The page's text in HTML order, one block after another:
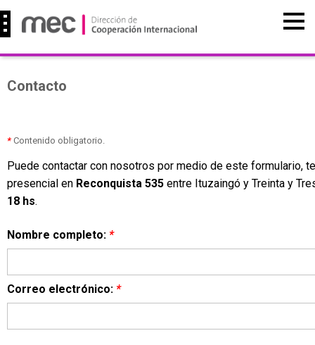
Contacto
* Contenido obligatorio.
Puede contactar con nosotros por medio de este formulario,
presencial en Reconquista 535 entre Ituzaingó y Treinta y
18 hs.
Nombre completo: *
Correo electrónico: *